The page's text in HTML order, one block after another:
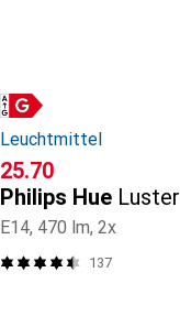
Leuchtmittel
CHF
25.70
Philips Hue Luster
E14, 470 lm, 2x
137